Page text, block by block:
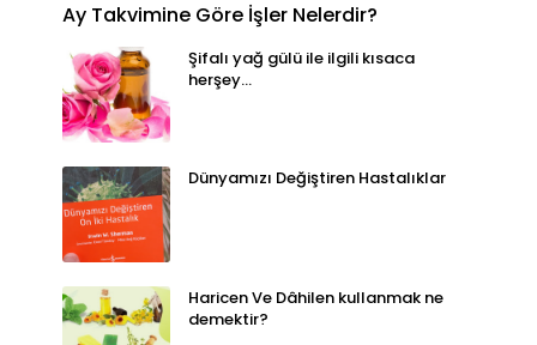
Ay Takvimine Göre İşler Nelerdir?
Şifalı yağ gülü ile ilgili kısaca
herşey...
Dünyamızı Değiştiren Hastalıklar
Haricen Ve Dâhilen kullanmak ne
demektir?